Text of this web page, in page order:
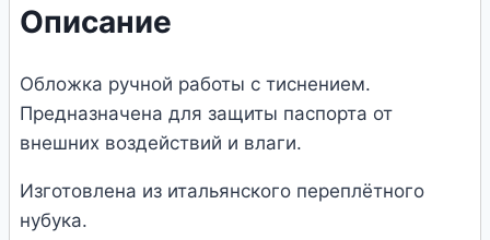
Описание
Обложка ручной работы с тиснением.
Предназначена для защиты паспорта от
внешних воздействий и влаги.
Изготовлена из итальянского переплётного
нубука.